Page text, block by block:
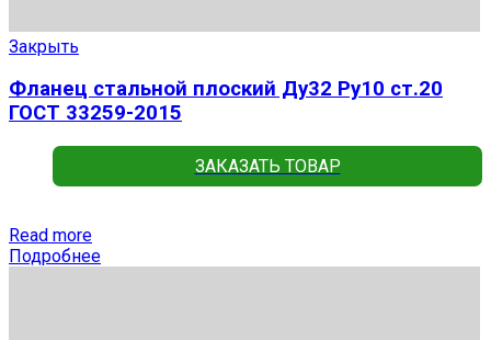
Закрыть
Фланец стальной плоский Ду32 Ру10 ст.20
ГОСТ 33259-2015
ЗАКАЗАТЬ ТОВАР
Read more
Подробнее